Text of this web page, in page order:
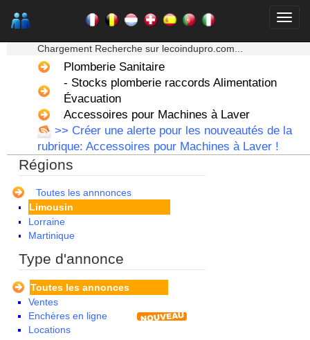
Chargement Recherche sur lecoindupro.com...
Plomberie Sanitaire
- Stocks plomberie raccords Alimentation
Évacuation
Accessoires pour Machines à Laver
>> Créer une alerte pour les nouveautés de la
rubrique: Accessoires pour Machines à Laver !
Régions
Toutes les annnonces
Basse Normandie
Bourgogne
Bretagne
Centre
Champagne Ardenne
Corse
Franche Comte - Suisse
Guadeloupe
Guyane
Haute Normandie
Ile de France
La Réunion
Languedoc Roussillon
Limousin
Lorraine
Martinique
Midi Pyrenees - Espagne -
Portugal
Nord Pas de Calais - Belgique -
Pays Bas
Pays de la Loire
Picardie
Type d'annonce
Toutes les annonces
Ventes
Enchères en ligne
Locations